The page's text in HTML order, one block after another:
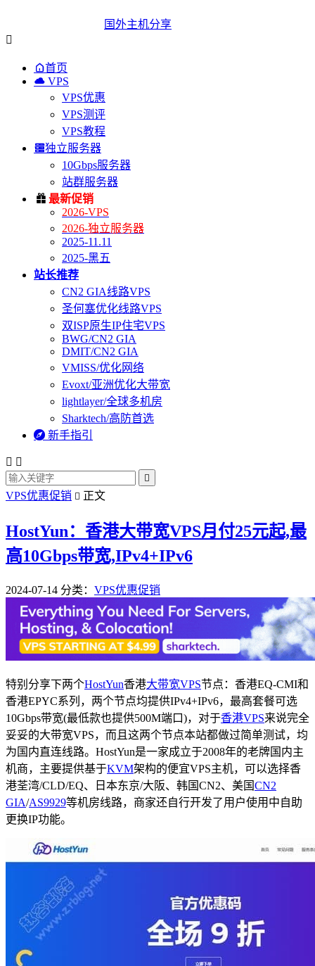
国外主机分享

首页
 VPS
VPS优惠
VPS测评
VPS教程
独立服务器
10Gbps服务器
站群服务器
 最新促销
2026-VPS
2026-独立服务器
2025-11.11
2025-黑五
站长推荐
CN2 GIA线路VPS
圣何塞优化线路VPS
双ISP原生IP住宅VPS
BWG/CN2 GIA
DMIT/CN2 GIA
VMISS/优化网络
Evoxt/亚洲优化大带宽
lightlayer/全球多机房
Sharktech/高防首选
 新手指引
 

VPS优惠促销  正文
HostYun：香港大带宽VPS月付25元起,最
高10Gbps带宽,IPv4+IPv6
2024-07-14 分类： VPS优惠促销
特别分享下两个HostYun香港大带宽VPS节点：香港EQ-CMI和
香港EPYC系列，两个节点均提供IPv4+IPv6，最高套餐可选
10Gbps带宽(最低款也提供500M端口)，对于香港VPS来说完全
妥妥的大带宽VPS，而且这两个节点本站都做过简单测试，均
为国内直连线路。HostYun是一家成立于2008年的老牌国内主
机商，主要提供基于KVM架构的便宜VPS主机，可以选择香
港荃湾/CLD/EQ、日本东京/大阪、韩国CN2、美国CN2
GIA/AS9929等机房线路，商家还自行开发了用户使用中自助
更换IP功能。